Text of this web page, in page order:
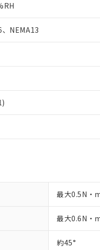
NEMA13
最大0.5N・
最大0.6N・
約45°
令のフタル酸エステル類
ら備考欄に対応日を記載し
応品への在庫切替を完了
ます。